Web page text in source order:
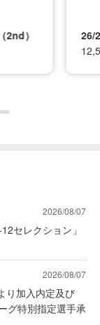
2nd）
26/
2026/08/07
セレクション」
2026/08/07
り加入内定及び
グ特別指定選手承